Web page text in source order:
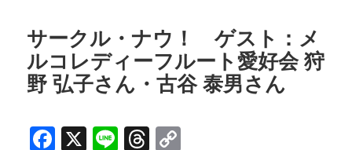
o
k
s n
k
サークル・ナウ！ ゲスト：メ
ルコレディーフルート愛好会 狩
野 弘子さん・古谷 泰男さん
F X Li T